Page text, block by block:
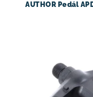
AUTHOR Pedál